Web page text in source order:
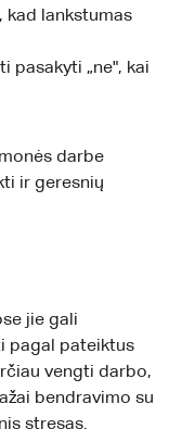
kad lankstumas
pasakyti „ne", kai
darbe
ir geresnių
jie gali
pagal pateiktus
vengti darbo,
bendravimo su
stresas.